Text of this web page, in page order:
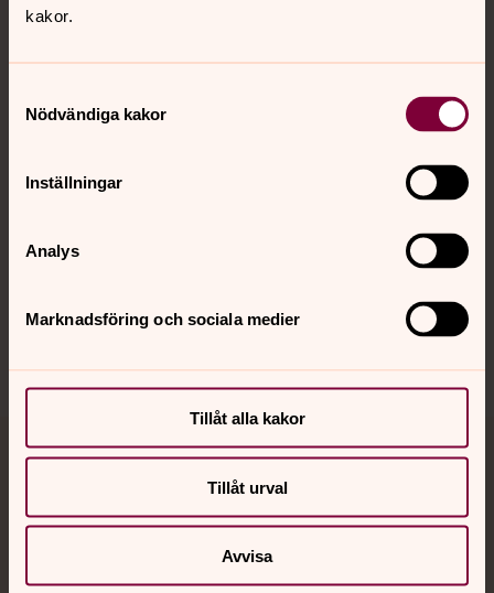
kakor.
Nödvändiga kakor
Inställningar
Analys
Marknadsföring och sociala medier
Tillåt alla kakor
Tillåt urval
Avvisa
Kalender
Jourhavande präst
Akut samtals- och krisstöd. Prata eller chatta anonymt